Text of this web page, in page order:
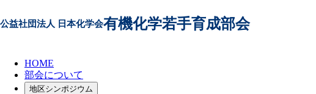
公益社団法人 日本化学会有機化学若手育成部会
HOME
部会について
地区シンポジウム
仙台シンポジウム
第37回仙台シンポジウム